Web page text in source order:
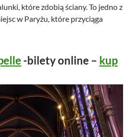
które zdobią ściany. To jedno z
w Paryżu, które przyciąga
-bilety online – kup